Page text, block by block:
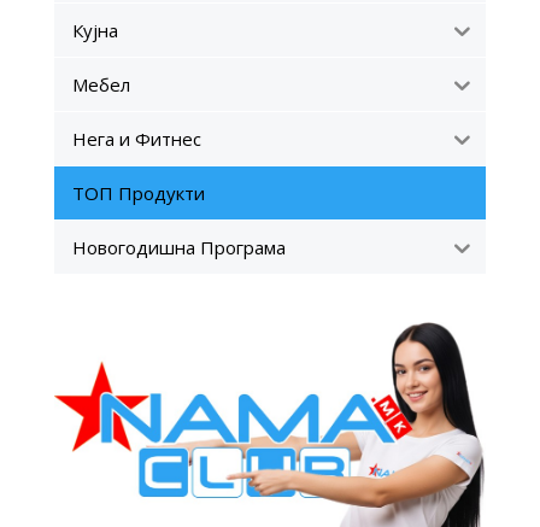
Кујна
Мебел
Нега и Фитнес
ТОП Продукти
Новогодишна Програма